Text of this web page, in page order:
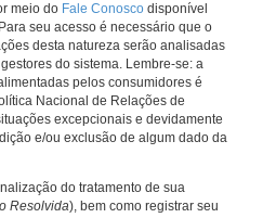
meio do Fale Conosco disponível
seu acesso é necessário que o
desta natureza serão analisadas
do sistema. Lembre-se: a
pelos consumidores é
Nacional de Relações de
excepcionais e devidamente
e/ou exclusão de algum dado da
do tratamento de sua
Resolvida), bem como registrar seu